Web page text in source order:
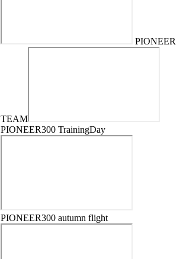
PIONEER
TEAM
PIONEER300 TrainingDay
PIONEER300 autumn flight